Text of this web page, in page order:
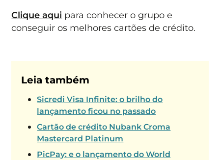
Clique aqui para conhecer o grupo e
conseguir os melhores cartões de crédito.
Leia também
Sicredi Visa Infinite: o brilho do
lançamento ficou no passado
Cartão de crédito Nubank Croma
Mastercard Platinum
PicPay: e o lançamento do World